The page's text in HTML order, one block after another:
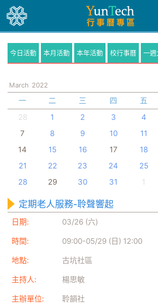
今日活動 本月活動 本年活動 校行事曆 一週
March 2022
一 二 三 四 五
28
1 2 3 4
7
8 9 10 11
14
15 16 17 18
21
22 23 24 25
28
29 30 31 1
定期老人服務-聆聲響起
日期:
03/26 (六)
時間:
09:00-05/29 (日) 12:00
地點:
古坑社區
主持人:
楊思敏
主辦單位:
聆韻社